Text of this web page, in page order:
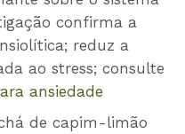
confirma a
reduz a
ao stress; consulte
ansiedade
de capim-limão